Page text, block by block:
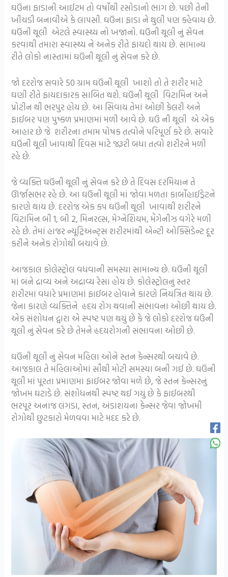
ઘઉંના ફાડાની આઈટમ તો વર્ષોથી રસોડાનો ભાગ છે. પછી તેની
ખીચડી બનાવીએ કે લાપસી. ઘઉંના ફાડા ને થુલી પણ કહેવાય છે.
ઘઉંની થૂલી એટલે સ્વાસ્થ્ય નો ખજાનો. ઘઉંની થૂલી નું સેવન
કરવાથી તમારા સ્વાસ્થ્ય ને અનેક રીતે ફાયદો થાય છે. સામાન્ય
રીતે લોકો નાસ્તામાં ઘઉંની થૂલી નું સેવન કરે છે.
જો દરરોજ સવારે 50 ગ્રામ ઘઉંની થૂલી ખાશો તો તે શરીર માટે
ઘણી રીતે ફાયદાકારક સાબિત થશે. ઘઉંની થૂલી વિટામિન અને
પ્રોટીન થી ભરપુર હોય છે. આ સિવાય તેમાં ઓછી કેલરી અને
ફાઈબર પણ પુષ્કળ પ્રમાણમાં મળી આવે છે. ઘઉ ની થૂલી એ એક
આહાર છે જે શરીરના તમામ પોષક તત્વોને પરિપૂર્ણ કરે છે. સવારે
ઘઉંની થૂલી ખાવાથી દિવસ માટે જરૂરી બધા તત્વો શરીરને મળી
રહે છે.
જે વ્યક્તિ ઘઉંની થૂલી નું સેવન કરે છે તે દિવસ દરમિયાન તે
ઊર્જાસભર રહે છે. આ ઘઉંની થૂલી માં જોવા મળતા કાર્બોહાઈડ્રેટને
કારણે થાય છે. દરરોજ એક કપ ઘઉંની થૂલી ખાવાથી શરીરને
વિટામિન બી 1, બી 2, મિનરલ્સ, મેગ્નેશિયમ, મેંગેનીઝ વગેરે મળી
રહે છે. તેમાં હાજર ન્યૂટ્રિઅન્ટ્સ શરીરમાંથી એન્ટી ઓક્સિડેન્ટ દૂર
કરીને અનેક રોગોથી બચાવે છે.
આજકાલ કોલેસ્ટ્રોલ વધવાની સમસ્યા સામાન્ય છે. ઘઉંની થૂલી
માં બંને દ્રાવ્ય અને અદ્રાવ્ય રેસા હોય છે. કોલેસ્ટ્રોલનું સ્તર
શરીરમાં વધારે પ્રમાણમાં ફાઈબર હોવાને કારણે નિયંત્રિત થાય છે.
જેના કારણે વ્યક્તિને હૃદય રોગ થવાની સંભાવના ઓછી થાય છે.
એક સંશોધન દ્વારા એ સ્પષ્ટ પણ થયું છે કે જે લોકો દરરોજ ઘઉંની
થૂલી નું સેવન કરે છે તેમને હૃદયરોગની સંભાવના ઓછી છે.
ઘઉંની થૂલી નું સેવન મહિલા ઓને સ્તન કેન્સરથી બચાવે છે.
આજકાલ તે મહિલાઓમાં સૌથી મોટી સમસ્યા બની ગઈ છે. ઘઉંની
થૂલી માં પૂરતા પ્રમાણમાં ફાઈબર જોવા મળે છે, જે સ્તન કેન્સરનું
જોખમ ઘટાડે છે. સંશોધનથી સ્પષ્ટ થઈ ગયું છે કે ફાઈબરથી
ભરપૂર અનાજ લંગડા, સ્તન, અંડાશયના કેન્સર જેવા જોખમી
રોગોથી છુટકારો મેળવવા માટે મદદ કરે છે.